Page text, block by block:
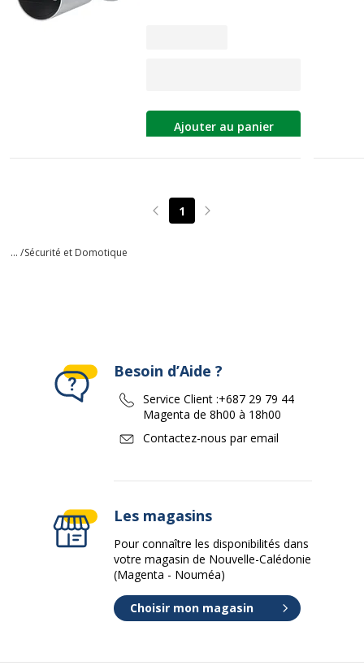
Ajouter au panier
Page précédente
1 Page suivante
... /Sécurité et Domotique
Besoin d’Aide ?
Service Client :+687 29 79 44
Magenta de 8h00 à 18h00
Contactez-nous par email
Les magasins
Pour connaître les disponibilités dans
votre magasin de Nouvelle-Calédonie
(Magenta - Nouméa)
Choisir mon magasin